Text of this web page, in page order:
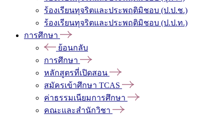
ร้องเรียนทุจริตและประพฤติมิชอบ (ป.ป.ช.)
ร้องเรียนทุจริตและประพฤติมิชอบ (ป.ป.ท.)
การศึกษา
ย้อนกลับ
การศึกษา
หลักสูตรที่เปิดสอน
สมัครเข้าศึกษา TCAS
ค่าธรรมเนียมการศึกษา
คณะและสำนักวิชา